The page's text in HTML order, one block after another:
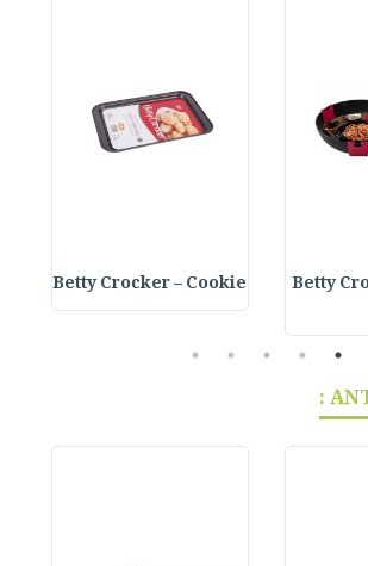
Betty
Betty Crocker – Cookie
1
2
3
4
5